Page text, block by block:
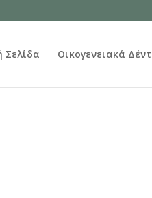
Σελίδα Οικογενειακά